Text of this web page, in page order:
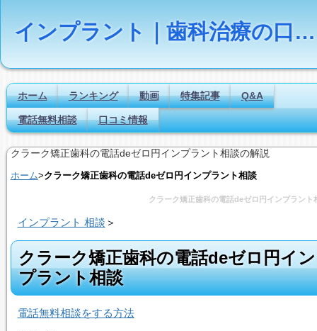
インプラント｜歯科治療の口コミ評判ランキング
ホーム ランキング 動画 特集記事 Q&A
電話無料相談 口コミ情報
クラーク矯正歯科の電話deゼロ円インプラント相談の解説
ホーム>クラーク矯正歯科の電話deゼロ円インプラント相談
クラーク矯正歯科の電話deゼロ円インプラント
インプラント 相談 ＞
クラーク矯正歯科の電話deゼロ円イン
プラント相談
電話無料相談をする方法